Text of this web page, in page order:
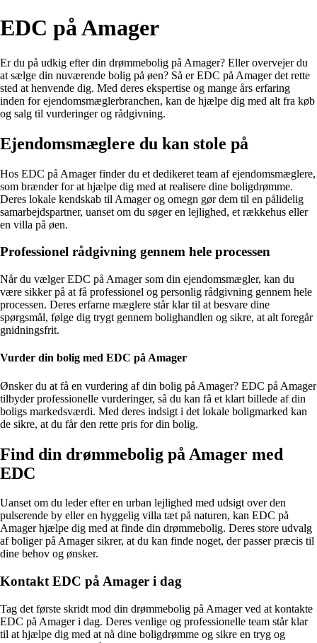
EDC på Amager
Er du på udkig efter din drømmebolig på Amager? Eller overvejer du
at sælge din nuværende bolig på øen? Så er EDC på Amager det rette
sted at henvende dig. Med deres ekspertise og mange års erfaring
inden for ejendomsmæglerbranchen, kan de hjælpe dig med alt fra køb
og salg til vurderinger og rådgivning.
Ejendomsmæglere du kan stole på
Hos EDC på Amager finder du et dedikeret team af ejendomsmæglere,
som brænder for at hjælpe dig med at realisere dine boligdrømme.
Deres lokale kendskab til Amager og omegn gør dem til en pålidelig
samarbejdspartner, uanset om du søger en lejlighed, et rækkehus eller
en villa på øen.
Professionel rådgivning gennem hele processen
Når du vælger EDC på Amager som din ejendomsmægler, kan du
være sikker på at få professionel og personlig rådgivning gennem hele
processen. Deres erfarne mæglere står klar til at besvare dine
spørgsmål, følge dig trygt gennem bolighandlen og sikre, at alt foregår
gnidningsfrit.
Vurder din bolig med EDC på Amager
Ønsker du at få en vurdering af din bolig på Amager? EDC på Amager
tilbyder professionelle vurderinger, så du kan få et klart billede af din
boligs markedsværdi. Med deres indsigt i det lokale boligmarked kan
de sikre, at du får den rette pris for din bolig.
Find din drømmebolig på Amager med
EDC
Uanset om du leder efter en urban lejlighed med udsigt over den
pulserende by eller en hyggelig villa tæt på naturen, kan EDC på
Amager hjælpe dig med at finde din drømmebolig. Deres store udvalg
af boliger på Amager sikrer, at du kan finde noget, der passer præcis til
dine behov og ønsker.
Kontakt EDC på Amager i dag
Tag det første skridt mod din drømmebolig på Amager ved at kontakte
EDC på Amager i dag. Deres venlige og professionelle team står klar
til at hjælpe dig med at nå dine boligdrømme og sikre en tryg og